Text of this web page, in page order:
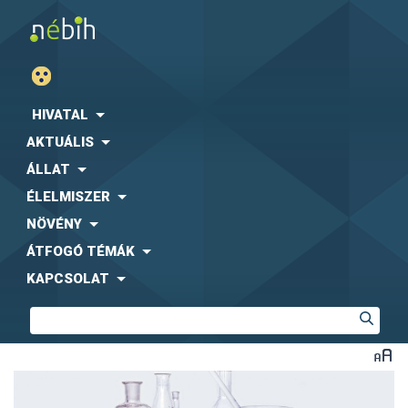
HIVATAL
AKTUÁLIS
ÁLLAT
ÉLELMISZER
NÖVÉNY
ÁTFOGÓ TÉMÁK
KAPCSOLAT